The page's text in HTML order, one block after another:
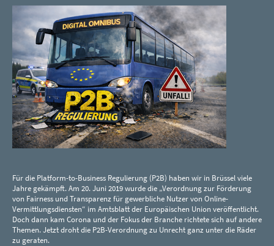
Für die Platform-to-Business Regulierung (P2B) haben wir in Brüssel viele
Jahre gekämpft. Am 20. Juni 2019 wurde die „Verordnung zur Förderung
von Fairness und Transparenz für gewerbliche Nutzer von Online-
Vermittlungsdiensten“ im Amtsblatt der Europäischen Union veröffentlicht.
Doch dann kam Corona und der Fokus der Branche richtete sich auf andere
Themen. Jetzt droht die P2B-Verordnung zu Unrecht ganz unter die Räder
zu geraten.